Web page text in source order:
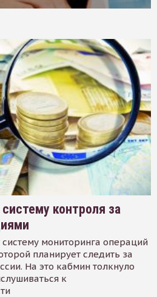
контроля за
мониторинга операций
планирует следить за
На это кабмин толкнуло
к